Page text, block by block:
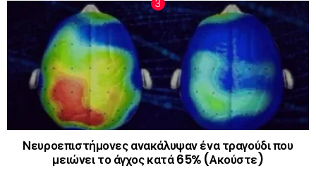
Νευροεπιστήμονες ανακάλυψαν ένα τραγούδι που
μειώνει το άγχος κατά 65% (Ακούστε)